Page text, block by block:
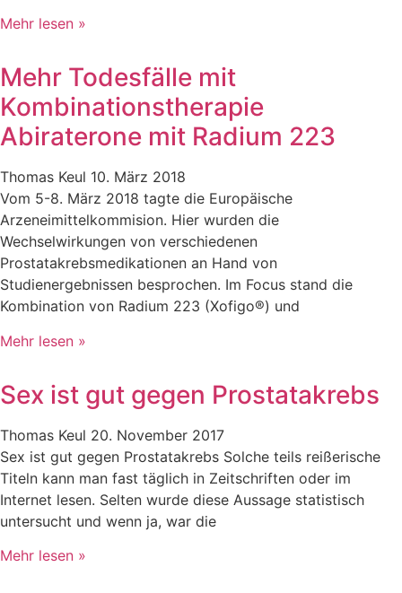
Mehr lesen »
Mehr Todesfälle mit
Kombinationstherapie
Abiraterone mit Radium 223
Thomas Keul 10. März 2018
Vom 5-8. März 2018 tagte die Europäische
Arzeneimittelkommision. Hier wurden die
Wechselwirkungen von verschiedenen
Prostatakrebsmedikationen an Hand von
Studienergebnissen besprochen. Im Focus stand die
Kombination von Radium 223 (Xofigo®) und
Mehr lesen »
Sex ist gut gegen Prostatakrebs
Thomas Keul 20. November 2017
Sex ist gut gegen Prostatakrebs Solche teils reißerische
Titeln kann man fast täglich in Zeitschriften oder im
Internet lesen. Selten wurde diese Aussage statistisch
untersucht und wenn ja, war die
Mehr lesen »